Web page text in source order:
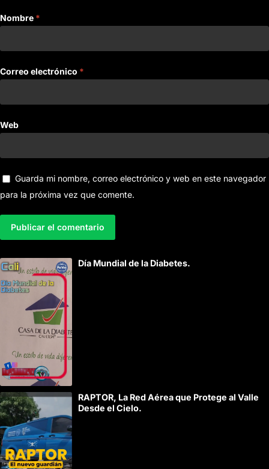
Nombre *
Correo electrónico *
Web
Guarda mi nombre, correo electrónico y web en este navegador
para la próxima vez que comente.
l
t
t
i
v
e
:
Día Mundial de la Diabetes.
RAPTOR, La Red Aérea que Protege al Valle
Desde el Cielo.